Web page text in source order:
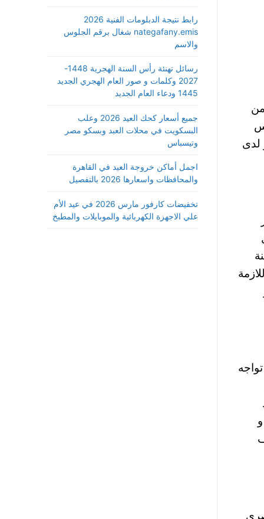
34684 لسنة 69 ق، كلا من
باجر لدى
أن القرار بقانون رقم 63 لسنة
قد سمح براتب يبلغ 42 الف
رابط نتيجة الدبلومات الفنية 2026
nategafany.emis شغال برقم الجلوس
والاسم
رسائل تهنئة رأس السنة الهجرية 1448-
2027 وكلمات و صور العام الهجري الجديد
1445 ودعاء العام الجديد
جميع أسعار كحك العيد 2026 وعلب
البسكويت في محلات العبد وبسكو مصر
وتيسباس
اجمل أماكن خروجة العيد في القاهرة
والمحافظات واسعارها 2026 بالتفصيل
تخفيضات كارفور مارس 2026 في عيد الأم
علي الاجهزة الكهربائية والموبايلات والمطبخ